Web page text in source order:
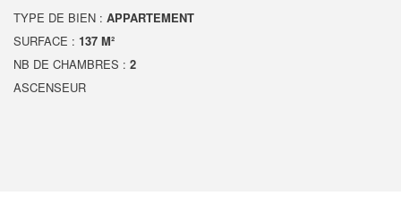
TYPE DE BIEN : APPARTEMENT
SURFACE : 137 M²
NB DE CHAMBRES : 2
ASCENSEUR